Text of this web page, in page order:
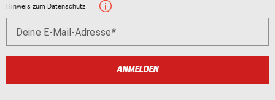
Hinweis zum Datenschutz
Deine E-Mail-Adresse
ANMELDEN